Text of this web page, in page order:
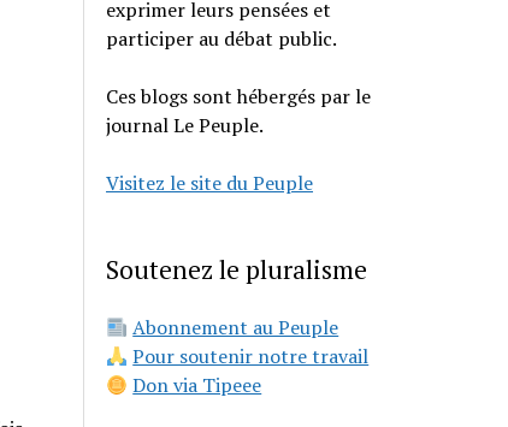
exprimer leurs pensées et
participer au débat public.
Ces blogs sont hébergés par le
journal Le Peuple.
Visitez le site du Peuple
Soutenez le pluralisme
Abonnement au Peuple
Pour soutenir notre travail
Don via Tipeee